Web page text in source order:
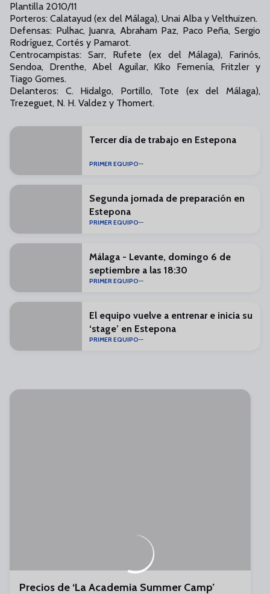
Plantilla 2010/11
Porteros: Calatayud (ex del Málaga), Unai Alba y Velthuizen.
Defensas: Pulhac, Juanra, Abraham Paz, Paco Peña, Sergio
Rodríguez, Cortés y Pamarot.
Centrocampistas: Sarr, Rufete (ex del Málaga), Farinós,
Sendoa, Drenthe, Abel Aguilar, Kiko Femenía, Fritzler y
Tiago Gomes.
Delanteros: C. Hidalgo, Portillo, Tote (ex del Málaga),
Trezeguet, N. H. Valdez y Thomert.
Tercer día de trabajo en Estepona
PRIMER EQUIPO
Segunda jornada de preparación en
Estepona
PRIMER EQUIPO
Málaga - Levante, domingo 6 de
septiembre a las 18:30
PRIMER EQUIPO
El equipo vuelve a entrenar e inicia su
‘stage’ en Estepona
PRIMER EQUIPO
Precios de ‘La Academia Summer Camp’